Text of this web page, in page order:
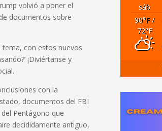
volvió a poner el
documentos sobre
con estos nuevos
¡Diviértanse y
con la
documentos del FBI
Pentágono que
decididamente antiguo,
sáb
90°F/
72°F